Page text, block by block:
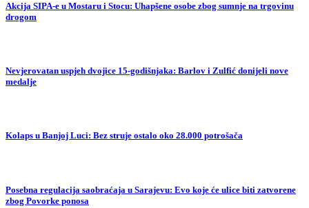
Akcija SIPA-e u Mostaru i Stocu: Uhapšene osobe zbog sumnje na trgovinu
drogom
Nevjerovatan uspjeh dvojice 15-godišnjaka: Barlov i Zulfić donijeli nove
medalje
Kolaps u Banjoj Luci: Bez struje ostalo oko 28.000 potrošača
Posebna regulacija saobraćaja u Sarajevu: Evo koje će ulice biti zatvorene
zbog Povorke ponosa